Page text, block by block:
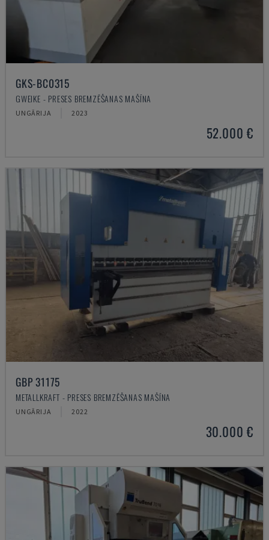
GKS-BC0315
GWEIKE - PRESES BREMZĒŠANAS MAŠĪNA
UNGĀRIJA 2023
52.000 €
GBP 31175
METALLKRAFT - PRESES BREMZĒŠANAS MAŠĪNA
UNGĀRIJA 2022
30.000 €